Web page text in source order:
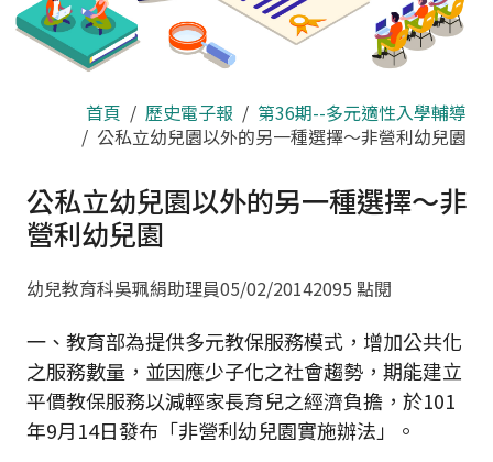
區
首頁 歷史電子報
第36期--多元適性入學輔導
公私立幼兒園以外的另一種選擇～非營利幼兒園
公私立幼兒園以外的另一種選擇～非
營利幼兒園
幼兒教育科吳珮絹助理員05/02/20142095 點閱
一、教育部為提供多元教保服務模式，增加公共化
之服務數量，並因應少子化之社會趨勢，期能建立
平價教保服務以減輕家長育兒之經濟負擔，於101
年9月14日發布「非營利幼兒園實施辦法」。